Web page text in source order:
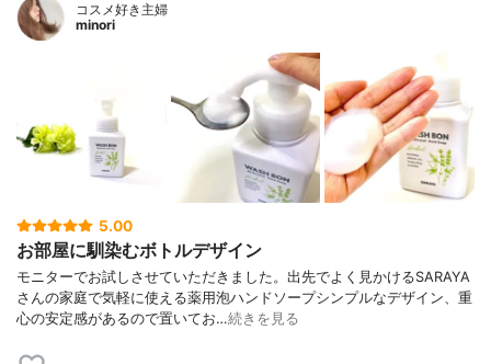
コスメ好き主婦
minori
5.00
お部屋に馴染むボトルデザイン
モニターでお試しさせていただきました。出先でよく見かけるSARAYA
さんの家庭で気軽に使える薬用泡ハンドソープシンプルなデザイン、重
心の安定感があるので置いてお…続きを見る